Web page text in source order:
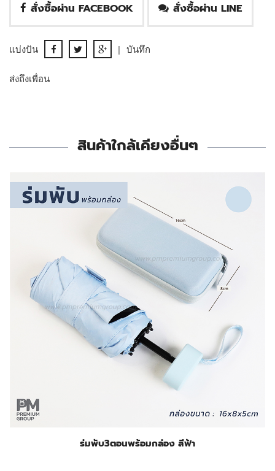
สั่งซื้อผ่าน FACEBOOK สั่งซื้อผ่าน LINE
แบ่งปัน | บันทึก
ส่งถึงเพื่อน
สินค้าใกล้เคียงอื่นๆ
ร่มพับ3ตอนพร้อมกล่อง สีฟ้า